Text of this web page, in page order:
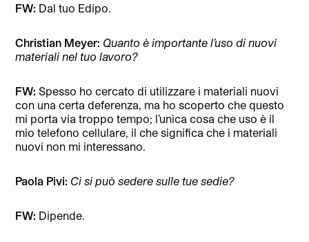
FW: Dal tuo Edipo.
Christian Meyer: Quanto è importante l’uso di nuovi
materiali nel tuo lavoro?
FW: Spesso ho cercato di utilizzare i materiali nuovi
con una certa deferenza, ma ho scoperto che questo
mi porta via troppo tempo; l’unica cosa che uso è il
mio telefono cellulare, il che significa che i materiali
nuovi non mi interessano.
Paola Pivi: Ci si può sedere sulle tue sedie?
FW: Dipende.